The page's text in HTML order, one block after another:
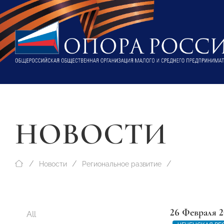
НОВОСТИ
Новости Региональное развитие
All 26 Февраля